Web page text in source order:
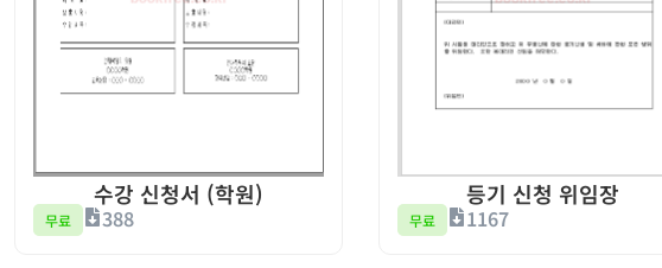
수강 신청서 (학원)
무료 388
등기 신청 위임장
무료 1167